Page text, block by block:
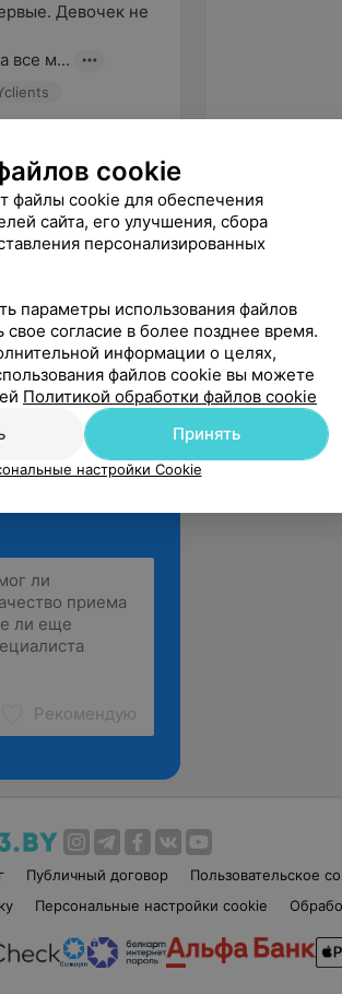
Девочек не
все м...
Рекомендую
Публичный договор Пользовательское
Персональные настройки cookie
cookie
файлы cookie для обеспечения
сайта, его улучшения, сбора
персонализированных
параметры использования файлов
согласие в более позднее время.
информации о целях,
файлов cookie вы можете
Политикой обработки файлов cookie
Принять
настройки Cookie